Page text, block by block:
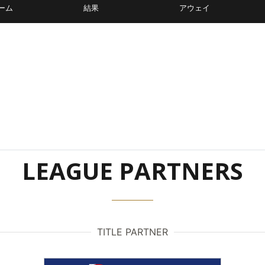
ム 結果 アウェイ
LEAGUE PARTNERS
TITLE PARTNER